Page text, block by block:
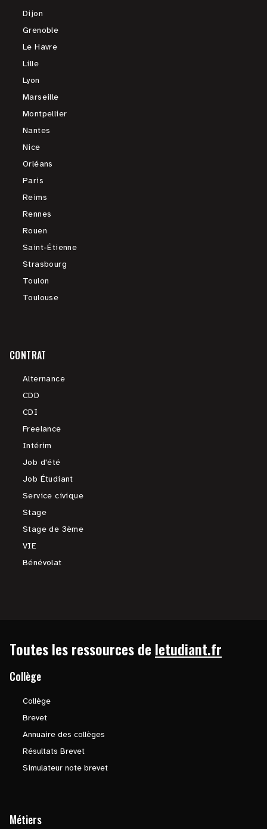
Dijon
Grenoble
Le Havre
Lille
Lyon
Marseille
Montpellier
Nantes
Nice
Orléans
Paris
Reims
Rennes
Rouen
Saint-Étienne
Strasbourg
Toulon
Toulouse
CONTRAT
Alternance
CDD
CDI
Freelance
Intérim
Job d'été
Job Étudiant
Service civique
Stage
Stage de 3ème
VIE
Bénévolat
Toutes les ressources de letudiant.fr
Collège
Collège
Brevet
Annuaire des collèges
Résultats Brevet
Simulateur note brevet
Métiers